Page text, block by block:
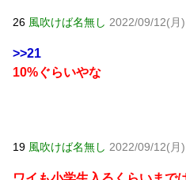
26 風吹けば名無し 2022/09/12(月
>>21
10%ぐらいやな
19 風吹けば名無し 2022/09/12(月